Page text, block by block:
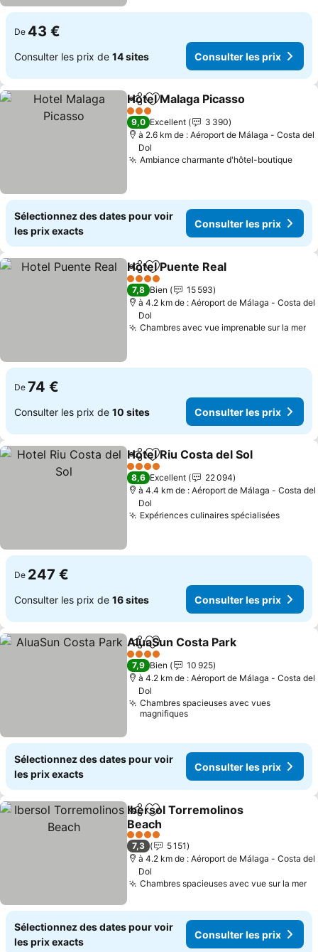
De 43 €
Consulter les prix de 14 sites Consulter les prix
PartagerAjouter à mes favoris
Hotel Malaga Picasso
3 Étoiles
9,0 Excellent
3 390
à 2.6 km de : Aéroport de Málaga - Costa del
Dol
Ambiance charmante d'hôtel-boutique
Sélectionnez des dates pour voir
les prix exacts
Consulter les prix
PartagerAjouter à mes favoris
Hotel Puente Real
4 Étoiles
7,8 Bien
15 593
à 4.2 km de : Aéroport de Málaga - Costa del
Dol
Chambres avec vue imprenable sur la mer
De 74 €
Consulter les prix de 10 sites Consulter les prix
PartagerAjouter à mes favoris
Hotel Riu Costa del Sol
4 Étoiles
8,6 Excellent
22 094
à 4.4 km de : Aéroport de Málaga - Costa del
Dol
Expériences culinaires spécialisées
De 247 €
Consulter les prix de 16 sites Consulter les prix
PartagerAjouter à mes favoris
AluaSun Costa Park
4 Étoiles
7,9 Bien
10 925
à 4.2 km de : Aéroport de Málaga - Costa del
Dol
Chambres spacieuses avec vues
magnifiques
Sélectionnez des dates pour voir
les prix exacts
Consulter les prix
PartagerAjouter à mes favoris
Ibersol Torremolinos
Beach
4 Étoiles
7,3
5 151
à 4.2 km de : Aéroport de Málaga - Costa del
Dol
Chambres spacieuses avec vue sur la mer
Sélectionnez des dates pour voir
les prix exacts
Consulter les prix